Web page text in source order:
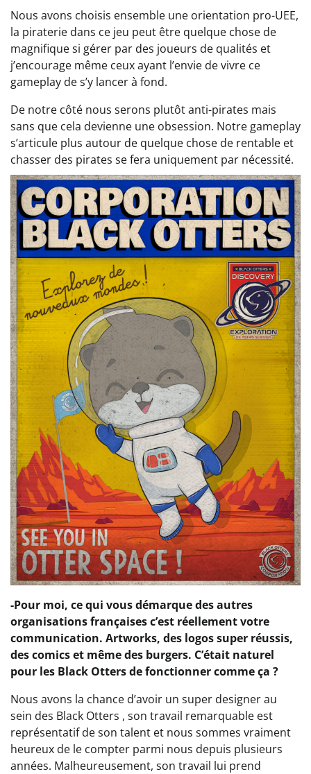
Nous avons choisis ensemble une orientation pro-UEE,
la piraterie dans ce jeu peut être quelque chose de
magnifique si gérer par des joueurs de qualités et
j’encourage même ceux ayant l’envie de vivre ce
gameplay de s’y lancer à fond.
De notre côté nous serons plutôt anti-pirates mais
sans que cela devienne une obsession. Notre gameplay
s’articule plus autour de quelque chose de rentable et
chasser des pirates se fera uniquement par nécessité.
-Pour moi, ce qui vous démarque des autres
organisations françaises c’est réellement votre
communication. Artworks, des logos super réussis,
des comics et même des burgers. C’était naturel
pour les Black Otters de fonctionner comme ça ?
Nous avons la chance d’avoir un super designer au
sein des Black Otters , son travail remarquable est
représentatif de son talent et nous sommes vraiment
heureux de le compter parmi nous depuis plusieurs
années. Malheureusement, son travail lui prend